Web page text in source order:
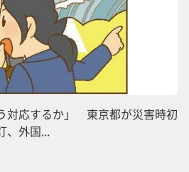
対応するか」 東京都が災害時初
、外国...